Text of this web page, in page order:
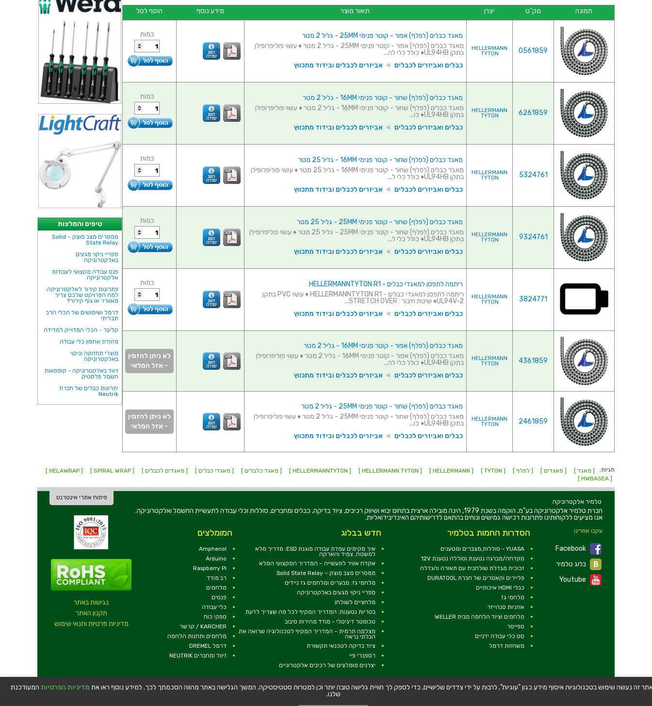
טיפים והמלצות
ממסרים מצב מוצק – Solid
State Relay
ספריי ניקוי מגעים
באלקטרוניקה
פנס עבודה מקצועי לעבודות
אלקטרוניקה
פתרונות קירור לאלקטרוניקה:
למה הפרויקט שלכם צריך
מאוורר או גוף קירור?
דרמל ושימושים של הכלי הרב
תכליתי
קליבר - הכלי המדוייק למדידה
מזוודת אחסון כלי עבודה
מוצרי תחזוקה וניקוי
באלקטרוניקה
זיווד באלקטרוניקה - קופסאות
חשמל פלסטיק
יתרונות כבלים של חברת
Neutrik
תמונה מק"ט יצרן תיאור מוצר מידע נוסף הוסף לסל
0561859
HELLERMANN
TYTON
מאגד כבלים (לפלף) אפור - קוטר פנימי 25MM - גליל 2 מטר
מאגד כבלים (לפלף) אפור - קוטר פנימי 25MM - גליל 2 מטר ♦ עשוי פוליפרופילן
בתקן UL94HB♦ כולל כלי לה...
כבלים ואביזרים לכבלים » אביזרים לכבלים ובידוד מתכווץ
כמות
6261859
HELLERMANN
TYTON
מאגד כבלים (לפלף) שחור - קוטר פנימי 16MM - גליל 2 מטר
מאגד כבלים (לפלף) שחור - קוטר פנימי 16MM - גליל 2 מטר ♦ עשוי פוליפרופילן
בתקן UL94HB♦ כו...
כבלים ואביזרים לכבלים » אביזרים לכבלים ובידוד מתכווץ
כמות
5324761
HELLERMANN
TYTON
מאגד כבלים (לפלף) שחור - קוטר פנימי 16MM - גליל 25 מטר
מאגד כבלים (לפלף) שחור - קוטר פנימי 16MM - גליל 25 מטר ♦ עשוי פוליפרופילן
בתקן UL94HB♦ כולל כלי ל...
כבלים ואביזרים לכבלים » אביזרים לכבלים ובידוד מתכווץ
כמות
9324761
HELLERMANN
TYTON
מאגד כבלים (לפלף) שחור - קוטר פנימי 25MM - גליל 25 מטר
מאגד כבלים (לפלף) שחור - קוטר פנימי 25MM - גליל 25 מטר ♦ עשוי פוליפרופילן
בתקן UL94HB♦ כולל כלי ל...
כבלים ואביזרים לכבלים » אביזרים לכבלים ובידוד מתכווץ
כמות
3824771
HELLERMANN
TYTON
ריתמה לתפסן למאגדי כבלים - HELLERMANNTYTON R1
ריתמה לתפסן למאגדי כבלים - HELLERMANNTYTON R1 ♦ עשוי PVC בתקן
UL94V-2♦ שיטת חיבור : STRETCH OVER...
כבלים ואביזרים לכבלים » אביזרים לכבלים ובידוד מתכווץ
כמות
4361859
HELLERMANN
TYTON
מאגד כבלים (לפלף) אפור - קוטר פנימי 16MM - גליל 2 מטר
מאגד כבלים (לפלף) אפור - קוטר פנימי 16MM - גליל 2 מטר ♦ עשוי פוליפרופילן
בתקן UL94HB♦ כולל כלי לה...
כבלים ואביזרים לכבלים » אביזרים לכבלים ובידוד מתכווץ
לא ניתן להזמין
- אזל המלאי
2461859
HELLERMANN
TYTON
מאגד כבלים (לפלף) שחור - קוטר פנימי 25MM - גליל 2 מטר
מאגד כבלים (לפלף) שחור - קוטר פנימי 25MM - גליל 2 מטר ♦ עשוי פוליפרופילן
בתקן UL94HB♦ כו...
כבלים ואביזרים לכבלים » אביזרים לכבלים ובידוד מתכווץ
לא ניתן להזמין
- אזל המלאי
תגיות: [ מאגד ] [ מאגדים ] [ לפלף ] [ TYTON ]
[ HELLERMANN ]
[ HELLERMANN TYTON ]
[ HELLERMANNTYTON ] [ מאגד כלבלים ] [ מאגדי כבלים ] [ מאגדים לכבלים ] [ SPIRAL WRAP ]
[ HELAWRAP ]
[ HWBASEA ]
פיתוח אתרי אינטרנט
נגישות באתר
תקנון האתר
מדיניות פרטיות ותנאי שימוש
טלמיר אלקטרוניקה
חברת טלמיר אלקטרוניקה בע"מ, הוקמה בשנת 1979, הינה מובילה ארצית בתחום יבוא ושיווק רכיבים, ציוד בדיקה, כבלים ומחברים, סוללות וכלי עבודה לתעשיית החשמל ואלקטרוניקה.
אנו מציעים ללקוחותינו פתרונות רכישה גמישים ונוחים בהתאם לדרישותיהם האינדיבידואליות.
עקבו אחרינו
Facebook
Youtube
המומלצים
Amphenol
Arduino
Raspberry Pi
רב מודד
מלחמים
פנסים
כלי עבודה
ספקי כוח
KARCHER / קרשר
מלחמים ותחנות הלחמה
דרמל DREMEL
זיווד ומחברים NEUTRIK
חדש בבלוג
איך מקימים עמדת עבודה מוגנת ESD: מדריך מלא
למשטח, צמיד והארקה
אקדח אוויר לתעשייה – המדריך המקצועי המלא
ממסרים מצב מוצק – Solid State Relay
מלחמי גז: מבערים ומלחמים גז ניידים
ספריי ניקוי מגעים באלקטרוניקה
מלחציים לשולחן
בטריות נטענות: המדריך המקיף לכל מה שצריך לדעת
טכומטר דיגיטלי - מודד מהירות סיבוב
מצלמה תרמית – המדריך המקיף לטכנולוגיה שרואה את
הבלתי נראה
ציוד בדיקה לטכנאי תקשורת
רספברי פיי
יצרנים מומלצים של רכיבים אלקטרוניים
הסדרות החמות בטלמיר
YUASA - סוללות,מצברים ומטענים
מקדחה/מברגה נטענת וסוללה נטענת 12V
זכוכית מגדלת שולחנית עם תאורה והגדלה
פליירים וקאטרים של חברת DURATOOL
כבלי HDMI איכותיים
מלחמי גז
אוזניות סנהייזר
מלחמים וציוד הלחמה מבית WELLER
ספייסר
סט כלי עבודה ידניים
משחזות דרמל
© כל הזכויות שמורות - טלמיר אלקטרוניקה בע''מ כתובת: דרך העצמאות 63, חיפה טלפון: 04-8534564
| דוא''ל: dalpak@talmir.co.il
| WhatsApp
054-6077766
|
זה נעשה שימוש בטכנולוגיות איסוף מידע כגון "עוגיות", לרבות על ידי צדדים שלישיים, כדי לספק לך חוויית גלישה טובה יותר וכן למטרות סטטיסטיקה. המשך הגלישה באתר מהווה הסכמתך לכך. למידע נוסף ראו את מדיניות הפרטיות המעודכנת
שלנו.